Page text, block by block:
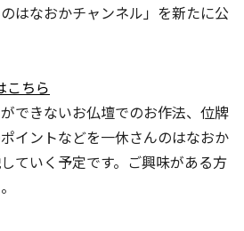
はなおかチャンネル」を新たに公
こちら
できないお仏壇でのお作法、位牌
イントなどを一休さんのはなおか
ていく予定です。ご興味がある方